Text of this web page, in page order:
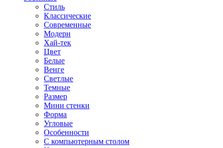
Стиль
Классические
Современные
Модерн
Хай-тек
Цвет
Белые
Венге
Светлые
Темные
Размер
Мини стенки
Форма
Угловые
Особенности
С компьютерным столом